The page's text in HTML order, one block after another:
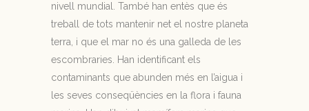
nivell mundial. També han entès que és
treball de tots mantenir net el nostre planeta
terra, i que el mar no és una galleda de les
escombraries. Han identificant els
contaminants que abunden més en l’aigua i
les seves conseqüències en la flora i fauna